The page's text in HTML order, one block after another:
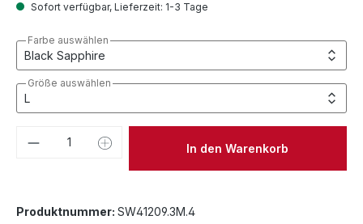
Sofort verfügbar, Lieferzeit: 1-3 Tage
Farbe auswählen
Größe auswählen
Produkt Anzahl: Gib denIn den Warenkorb
Produktnummer: SW41209.3M.4